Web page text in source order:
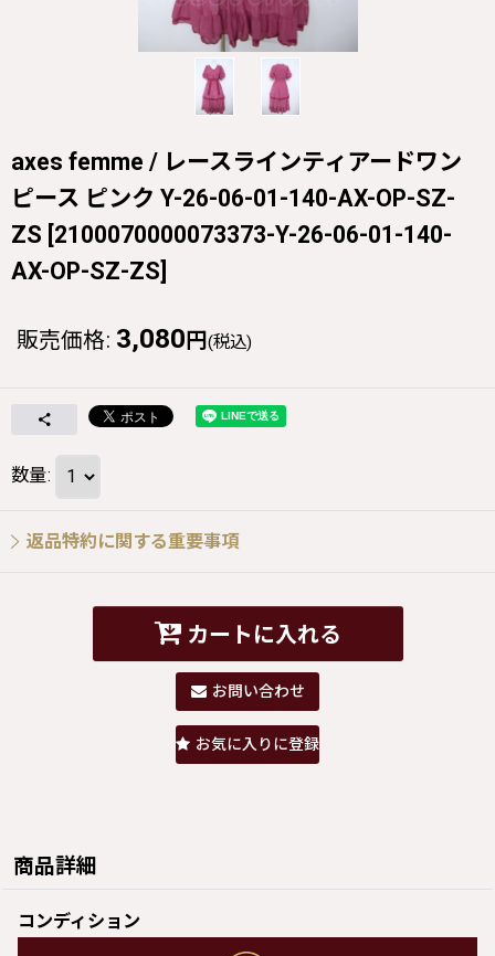
axes femme / レースラインティアードワン
ピース ピンク Y-26-06-01-140-AX-OP-SZ-
ZS [2100070000073373-Y-26-06-01-140-
AX-OP-SZ-ZS]
販売価格: 3,080 円 (税込)
数量:
返品特約に関する重要事項
カートに入れる
お問い合わせ
お気に入りに登録
商品詳細
コンディション